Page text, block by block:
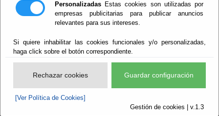
Personalizadas Estas cookies son utilizadas por
empresas publicitarias para publicar anuncios
relevantes para sus intereses.
Si quiere inhabilitar las cookies funcionales y/o personalizadas,
haga click sobre el botón correspondiente.
Rechazar cookies Guardar configuración
[Ver Política de Cookies]
Gestión de cookies | v.1.3
Beneficiarios Red Provincial
Punto de Informacion del Catastro
Agencia Tributaria
Junta de Andalucia
Manual del Concejal
Consorcios
Bomberos Poniente
Almanzora Levante R.T.R.S.U.
Gestión de Residuos Sector-II